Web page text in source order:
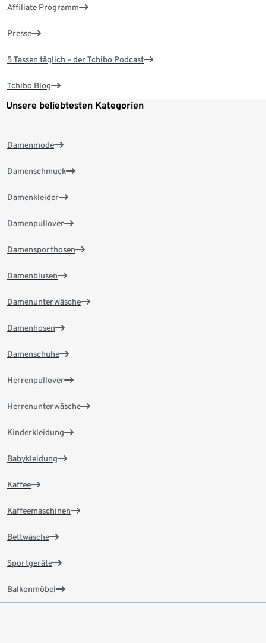
Affiliate Programm
Presse
5 Tassen täglich – der Tchibo Podcast
Tchibo Blog
Unsere beliebtesten Kategorien
Damenmode
Damenschmuck
Damenkleider
Damenpullover
Damensporthosen
Damenblusen
Damenunterwäsche
Damenhosen
Damenschuhe
Herrenpullover
Herrenunterwäsche
Kinderkleidung
Babykleidung
Kaffee
Kaffeemaschinen
Bettwäsche
Sportgeräte
Balkonmöbel